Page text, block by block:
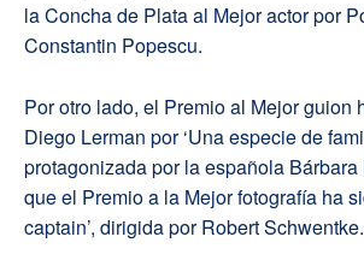
la Concha de Plata al Mejor actor por
Constantin Popescu.
Por otro lado, el Premio al Mejor guion
Diego Lerman por ‘Una especie de
protagonizada por la española
que el Premio a la Mejor fotografía ha
captain’, dirigida por Robert Schwentke.